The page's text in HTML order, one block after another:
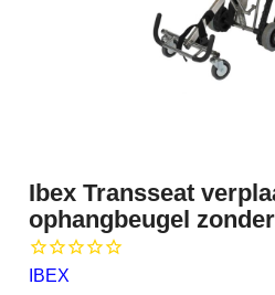
Ibex Transseat
ophangbeugel
IBEX